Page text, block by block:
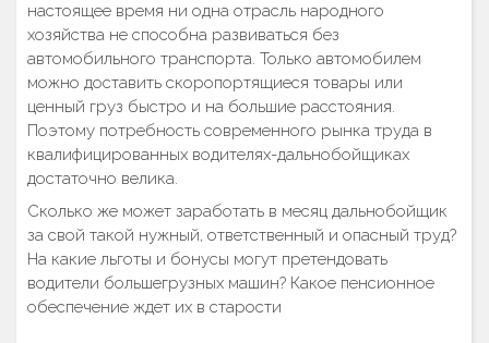
настоящее время ни одна отрасль народного
хозяйства не способна развиваться без
автомобильного транспорта. Только автомобилем
можно доставить скоропортящиеся товары или
ценный груз быстро и на большие расстояния.
Поэтому потребность современного рынка труда в
квалифицированных водителях-дальнобойщиках
достаточно велика.
Сколько же может заработать в месяц дальнобойщик
за свой такой нужный, ответственный и опасный труд?
На какие льготы и бонусы могут претендовать
водители большегрузных машин? Какое пенсионное
обеспечение ждет их в старости